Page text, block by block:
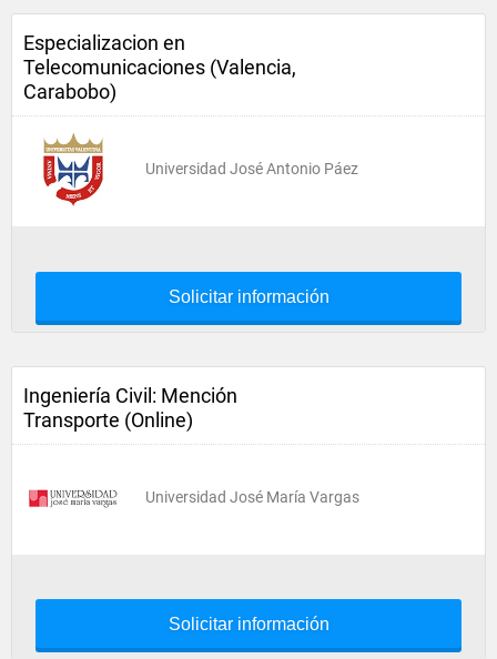
Especializacion en
Telecomunicaciones (Valencia,
Carabobo)
Universidad José Antonio Páez
Solicitar información
Ingeniería Civil: Mención
Transporte (Online)
Universidad José María Vargas
Solicitar información